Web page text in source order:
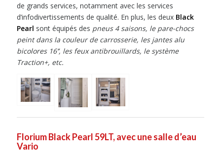
de grands services, notamment avec les services
d’infodivertissements de qualité. En plus, les deux Black
Pearl sont équipés des pneus 4 saisons, le pare-chocs
peint dans la couleur de carrosserie, les jantes alu
bicolores 16’’, les feux antibrouillards, le système
Traction+, etc.
Florium Black Pearl 59LT, avec une salle d’eau
Vario